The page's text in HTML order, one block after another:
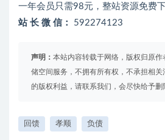
一年会员只需98元，整站资源免费
站 长 微 信： 592274123
声明： 本站内容转载于网络，版权归原
储空间服务，不拥有所有权，不承担相
的版权利益，请联系我们，会尽快给予删
回馈 孝顺 负债